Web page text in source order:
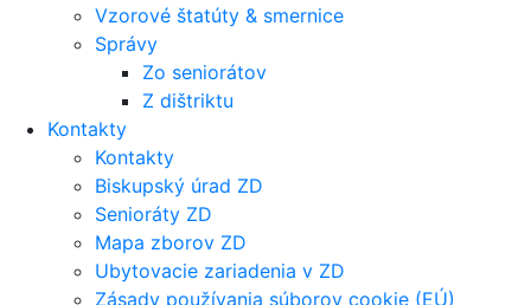
Vzorové štatúty & smernice
Správy
Zo seniorátov
Z dištriktu
Kontakty
Kontakty
Biskupský úrad ZD
Senioráty ZD
Mapa zborov ZD
Ubytovacie zariadenia v ZD
Zásady používania súborov cookie (EÚ)